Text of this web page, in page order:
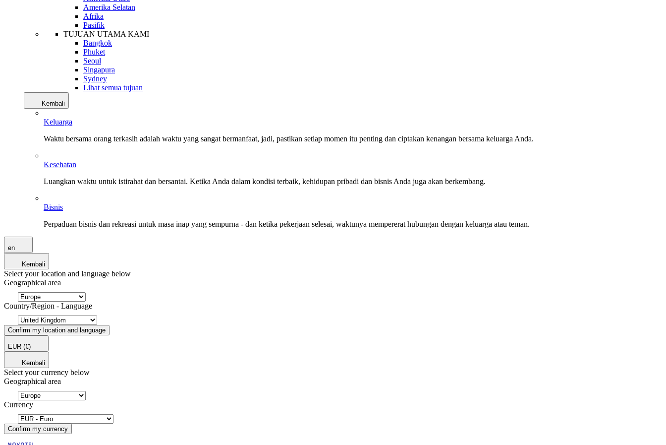
Amerika Selatan
Afrika
Pasifik
TUJUAN UTAMA KAMI
Bangkok
Phuket
Seoul
Singapura
Sydney
Lihat semua tujuan
Kembali
Keluarga
Waktu bersama orang terkasih adalah waktu yang sangat bermanfaat, jadi, pastikan setiap momen itu penting dan ciptakan kenangan bersama keluarga Anda.
Kesehatan
Luangkan waktu untuk istirahat dan bersantai. Ketika Anda dalam kondisi terbaik, kehidupan pribadi dan bisnis Anda juga akan berkembang.
Bisnis
Perpaduan bisnis dan rekreasi untuk masa inap yang sempurna - dan ketika pekerjaan selesai, waktunya mempererat hubungan dengan keluarga atau teman.
en
Kembali
Select your location and language below
Geographical area
Country/Region - Language
Confirm my location and language
EUR (€)
Kembali
Select your currency below
Geographical area
Currency
Confirm my currency